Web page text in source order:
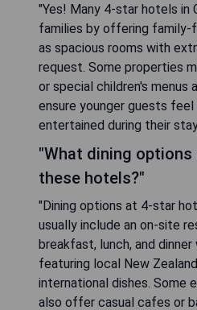
"Yes! Many 4-star hotels in
families by offering family-
as spacious rooms with
request. Some properties
or special children's
ensure younger guests feel
entertained during their
"What dining options
these hotels?"
"Dining options at 4-star
usually include an on-site
breakfast, lunch, and
featuring local New
international dishes. Some
also offer casual cafes or